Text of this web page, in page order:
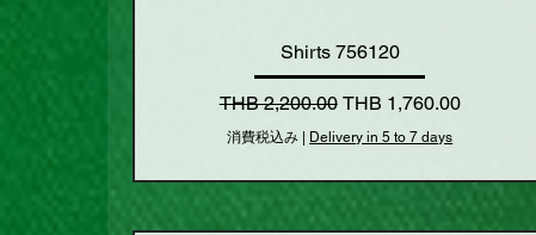
Shirts 756120
通常価格
THB 2,200.00 セール価格
THB 1,760.00
消費税込み | Delivery in 5 to 7 days